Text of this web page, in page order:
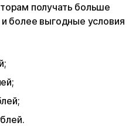
получать больше
более выгодные условия